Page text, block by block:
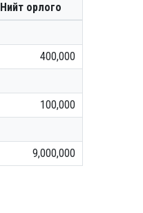
Нийт орлого
400,000
100,000
9,000,000